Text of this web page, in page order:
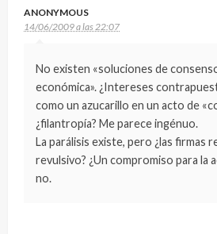
ANONYMOUS
14/06/2009 a las 22:07
No existen «soluciones de
económica». ¿Intereses
como un azucarillo en un acto de
¿filantropía? Me parece ingénuo.
La parálisis existe, pero ¿las firmas
revulsivo? ¿Un compromiso para la
no.